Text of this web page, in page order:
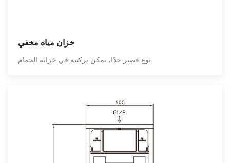
خزان مياه مخفي
نوع قصير جدًا، يمكن تركيبه في خزانة الحمام